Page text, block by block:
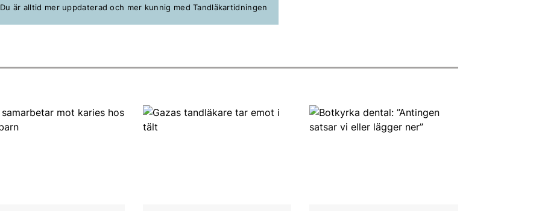
Du är alltid mer uppdaterad och mer kunnig med Tandläkartidningen